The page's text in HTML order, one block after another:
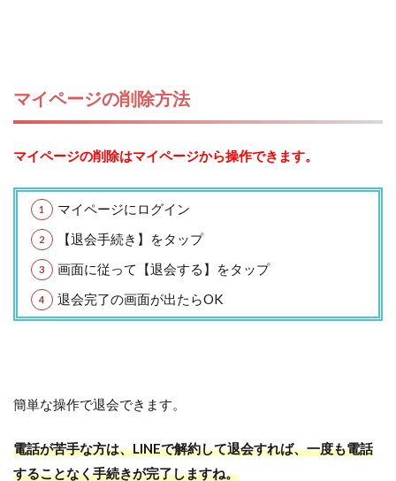
マイページの削除方法
マイページの削除はマイページから操作できます。
マイページにログイン
【退会手続き】をタップ
画面に従って【退会する】をタップ
退会完了の画面が出たらOK
簡単な操作で退会できます。
電話が苦手な方は、LINEで解約して退会すれば、一度も電話
することなく手続きが完了しますね。